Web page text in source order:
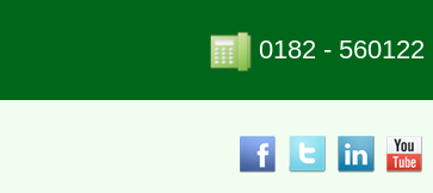
0182 - 560122